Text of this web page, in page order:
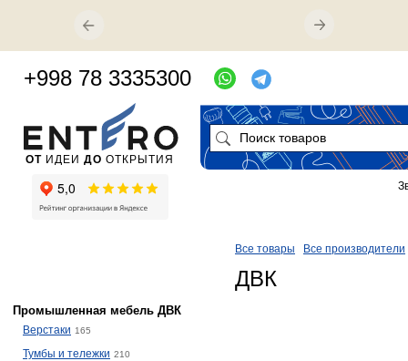
Все товары Все производители
ДВК
Промышленная мебель ДВК
Верстаки 165
Тумбы и тележки 210
ОТ ИДЕИ ДО ОТКРЫТИЯ
+998 78 3335300